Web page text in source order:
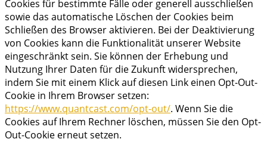
Cookies für bestimmte Fälle oder generell ausschließen
sowie das automatische Löschen der Cookies beim
Schließen des Browser aktivieren. Bei der Deaktivierung
von Cookies kann die Funktionalität unserer Website
eingeschränkt sein. Sie können der Erhebung und
Nutzung Ihrer Daten für die Zukunft widersprechen,
indem Sie mit einem Klick auf diesen Link einen Opt-Out-
Cookie in Ihrem Browser setzen:
https://www.quantcast.com/opt-out/. Wenn Sie die
Cookies auf Ihrem Rechner löschen, müssen Sie den Opt-
Out-Cookie erneut setzen.